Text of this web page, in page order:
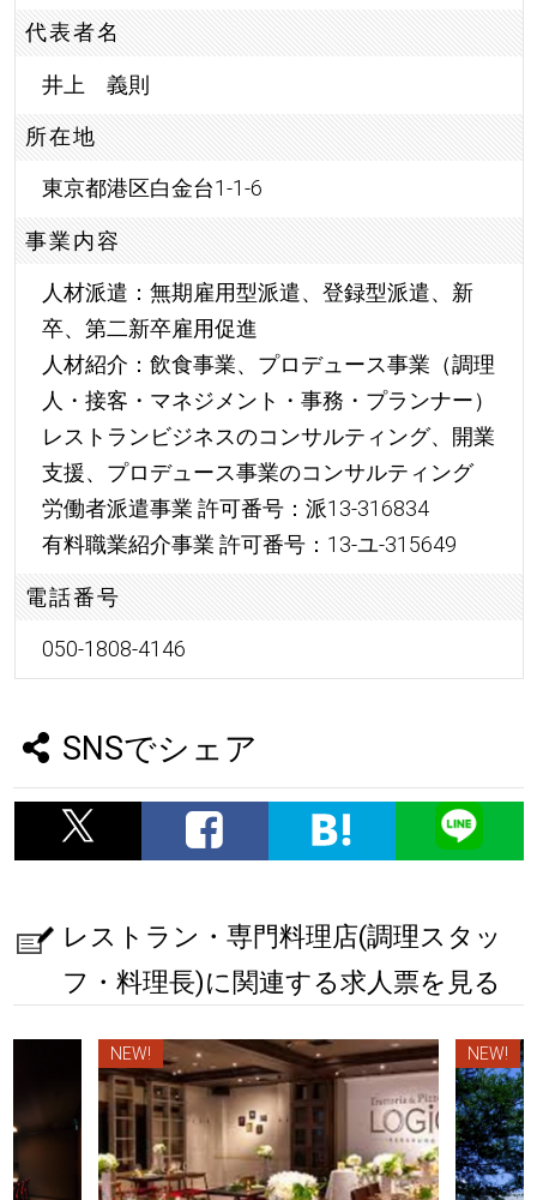
代表者名
井上 義則
所在地
東京都港区白金台1-1-6
事業内容
人材派遣：無期雇用型派遣、登録型派遣、新
卒、第二新卒雇用促進
人材紹介：飲食事業、プロデュース事業（調理
人・接客・マネジメント・事務・プランナー）
レストランビジネスのコンサルティング、開業
支援、プロデュース事業のコンサルティング
労働者派遣事業 許可番号：派13-316834
有料職業紹介事業 許可番号：13-ユ-315649
電話番号
050-1808-4146
SNSでシェア
レストラン・専門料理店(調理スタッ
フ・料理長)に関連する求人票を見る
NEW! NEW!